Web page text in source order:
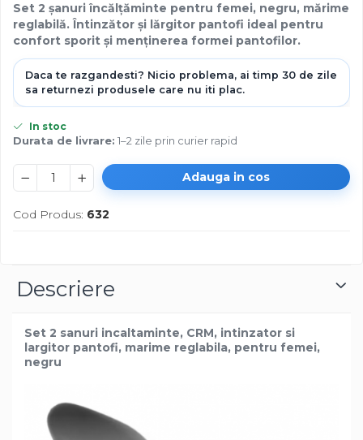
Set 2 șanuri încălțăminte pentru femei, negru, mărime
reglabilă. Întinzător și lărgitor pantofi ideal pentru
confort sporit și menținerea formei pantofilor.
In stoc
Durata de livrare: 1–2 zile prin curier rapid
Adauga in cos
Cod Produs: 632
Descriere
Set 2 sanuri incaltaminte, CRM, intinzator si
largitor pantofi, marime reglabila, pentru femei,
negru